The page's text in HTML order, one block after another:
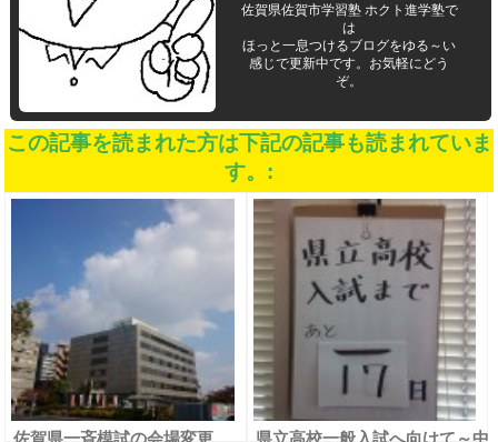
佐賀県佐賀市学習塾 ホクト進学塾で
は
ほっと一息つけるブログをゆる～い
感じで更新中です。お気軽にどう
ぞ。
この記事を読まれた方は下記の記事も読まれていま
す。: